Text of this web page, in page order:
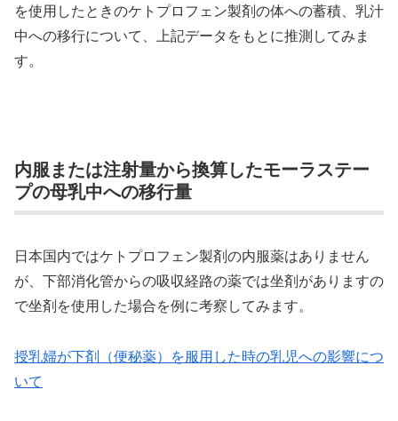
を使用したときのケトプロフェン製剤の体への蓄積、乳汁
中への移行について、上記データをもとに推測してみま
す。
内服または注射量から換算したモーラステー
プの母乳中への移行量
日本国内ではケトプロフェン製剤の内服薬はありません
が、下部消化管からの吸収経路の薬では坐剤がありますの
で坐剤を使用した場合を例に考察してみます。
授乳婦が下剤（便秘薬）を服用した時の乳児への影響につ
いて